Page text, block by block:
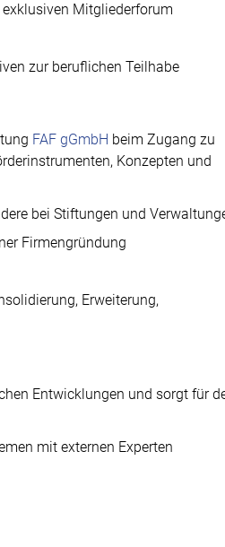
Mitgliederforum
zur beruflichen Teilhabe
FAF gGmbH beim Zugang zu
Konzepten und
bei Stiftungen und
Firmengründung
Erweiterung,
Entwicklungen und sorgt für
mit externen Experten